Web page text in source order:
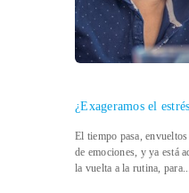
¿Exageramos el
El tiempo pasa,
de emociones, y ya está
la vuelta a la rutina, para...